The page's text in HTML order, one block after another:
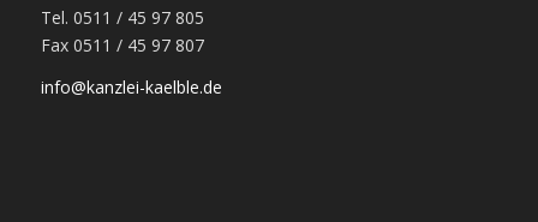
Tel. 0511 / 45 97 805
Fax 0511 / 45 97 807
info@kanzlei-kaelble.de